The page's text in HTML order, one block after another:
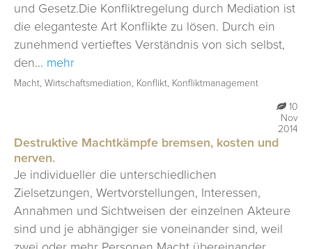
FÜR WEN
METHODEN
COACHING I BERATUNG
MODERATION | MEDIATION
BLOG
KONTAKT
und Gesetz.Die Konfliktregelung durch Mediation ist
die eleganteste Art Konflikte zu lösen. Durch ein
zunehmend vertieftes Verständnis von sich selbst,
den... mehr
Macht, Wirtschaftsmediation, Konflikt, Konfliktmanagement
10
Nov
2014
Destruktive Machtkämpfe bremsen, kosten und
nerven.
Je individueller die unterschiedlichen
Zielsetzungen, Wertvorstellungen, Interessen,
Annahmen und Sichtweisen der einzelnen Akteure
sind und je abhängiger sie voneinander sind, weil